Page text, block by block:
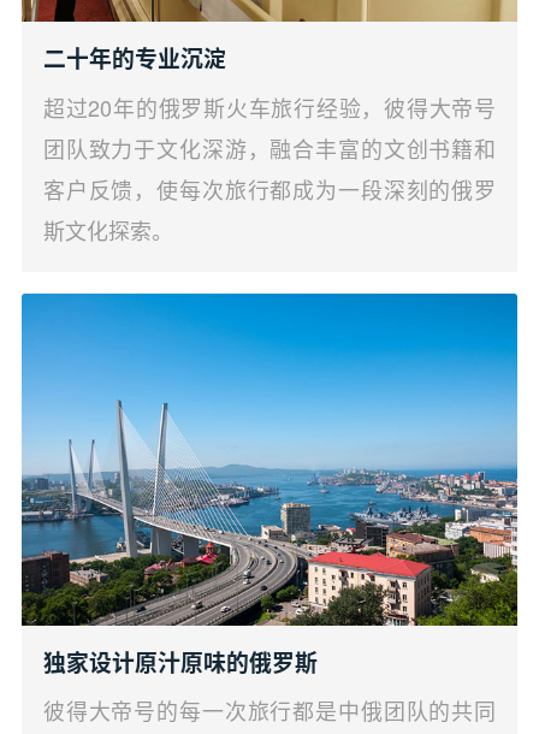
二十年的专业沉淀
超过20年的俄罗斯火车旅行经验，彼得大帝号
团队致力于文化深游，融合丰富的文创书籍和
客户反馈，使每次旅行都成为一段深刻的俄罗
斯文化探索。
独家设计原汁原味的俄罗斯
彼得大帝号的每一次旅行都是中俄团队的共同